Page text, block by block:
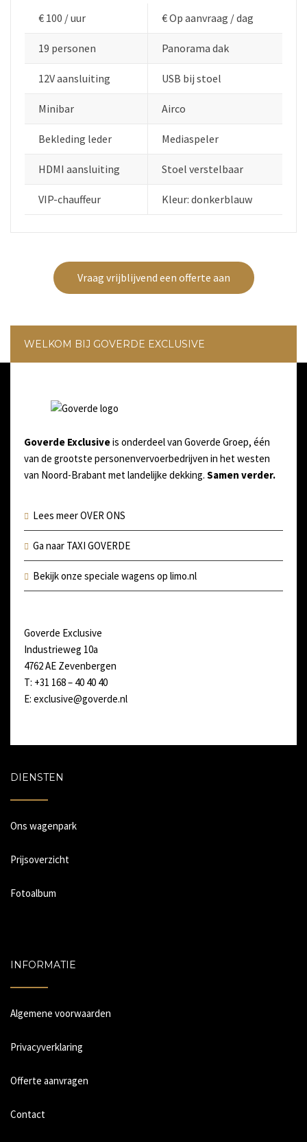
€ 100 / uur € Op aanvraag / dag
19 personen Panorama dak
12V aansluiting USB bij stoel
Minibar Airco
Bekleding leder Mediaspeler
HDMI aansluiting Stoel verstelbaar
VIP-chauffeur Kleur: donkerblauw
Vraag vrijblijvend een offerte aan
WELKOM BIJ GOVERDE EXCLUSIVE
Goverde Exclusiveis onderdeel van Goverde Groep, één
van de grootste personenvervoerbedrijven in het westen
van Noord-Brabant met landelijke dekking. Samen verder.
Lees meer OVER ONS
Ga naar TAXI GOVERDE
Bekijk onze speciale wagens op limo.nl
Goverde Exclusive
Industrieweg 10a
4762 AE Zevenbergen
T: +31 168 – 40 40 40
E: exclusive@goverde.nl
DIENSTEN
Ons wagenpark
Prijsoverzicht
Fotoalbum
INFORMATIE
Algemene voorwaarden
Privacyverklaring
Offerte aanvragen
Contact